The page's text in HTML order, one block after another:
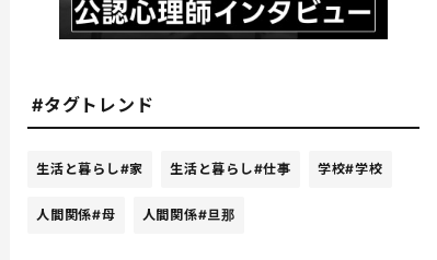
#タグトレンド
生活と暮らし#家 生活と暮らし#仕事 学校#学校
人間関係#母 人間関係#旦那